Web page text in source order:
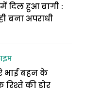
दिल हुआ बागी :
बना अपराधी
भाई बहन के
रिश्ते की डोर